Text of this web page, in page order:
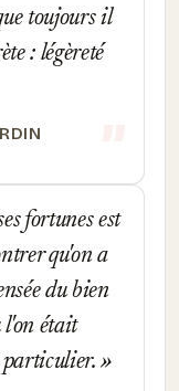
toujours il
: légèreté
fortunes est
qu'on a
du bien
l'on était
particulier.